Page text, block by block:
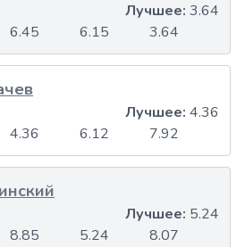
6.45 6.15 3.64
Лучшее: 3.64
4.36 6.12 7.92
Лучшее: 4.36
8.85 5.24 8.07
Лучшее: 5.24